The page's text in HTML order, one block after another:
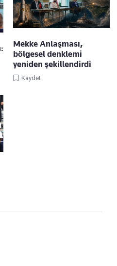
Mekke Anlaşması,
bölgesel denklemi
yeniden şekillendirdi
Kaydet